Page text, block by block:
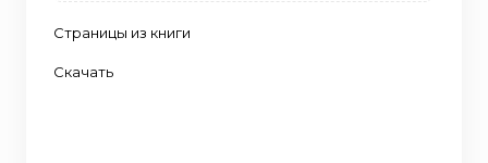
Страницы из книги
Скачать